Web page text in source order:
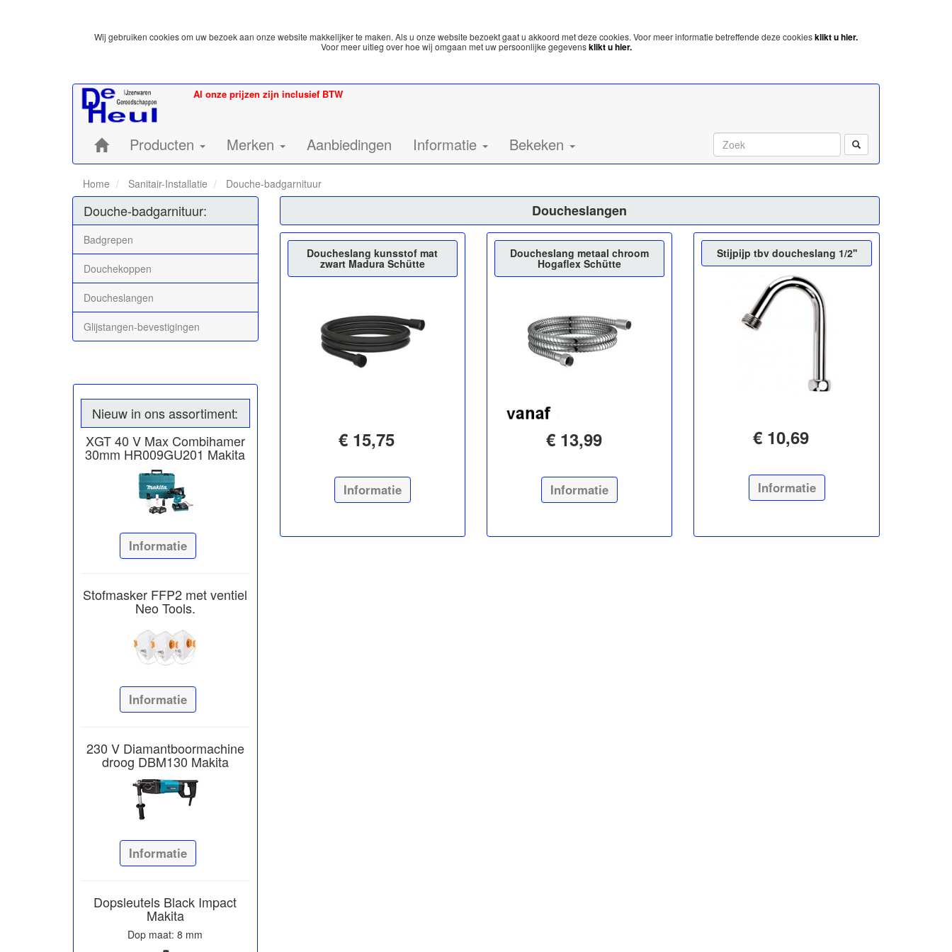
Wij gebruiken cookies om uw bezoek aan onze website makkelijker te maken. Als u onze website bezoekt gaat u akkoord met deze cookies. Voor meer informatie betreffende deze cookiesklikt u hier.
Voor meer uitleg over hoe wij omgaan met uw persoonlijke gegevensklikt u hier.
Al onze prijzen zijn inclusief BTW
Home:Producten Merken Aanbiedingen Informatie Bekeken
Home Sanitair-Installatie Douche-badgarnituur
Douche-badgarnituur:
Badgrepen
Douchekoppen
Doucheslangen
Glijstangen-bevestigingen
Nieuw in ons assortiment:
XGT 40 V Max Combihamer
30mm HR009GU201 Makita
Informatie
Stofmasker FFP2 met ventiel
Neo Tools.
Informatie
230 V Diamantboormachine
droog DBM130 Makita
Informatie
Dopsleutels Black Impact
Makita
Dop maat: 8 mm
Doucheslangen
Doucheslang kunsstof mat
zwart Madura Schütte
€ 15,75
Informatie
Doucheslang metaal chroom
Hogaflex Schütte
€ 13,99
Informatie
Stijpijp tbv doucheslang 1/2''
€ 10,69
Informatie